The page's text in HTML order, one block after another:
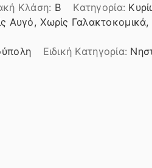
Κλάση: B Κατηγορία:
Αυγό, Χωρίς
Ειδική Κατηγορία: